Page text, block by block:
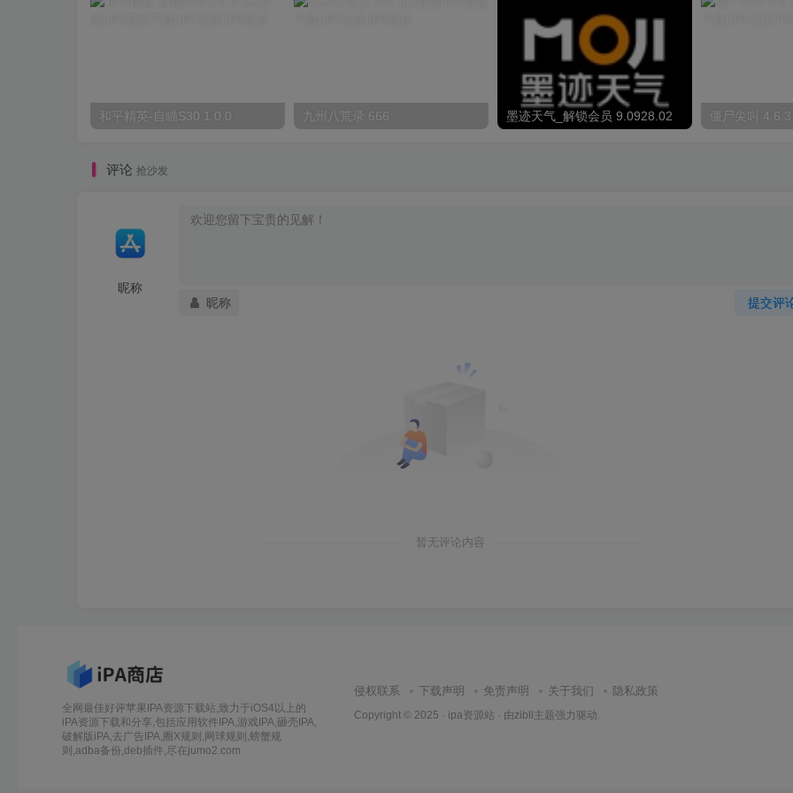
和平精英-自瞄S30 1.0.0 九州八荒录 666 墨迹天气_解锁会员 9.0928.02 僵尸尖叫 4.6.3
评论 抢沙发
昵称
提交评
昵称
暂无评论内容
全网最佳好评苹果IPA资源下载站,致力于iOS4以上的
iPA资源下载和分享,包括应用软件IPA,游戏IPA,砸壳IPA,
破解版iPA,去广告IPA,圈X规则,网球规则,螃蟹规
则,adba备份,deb插件,尽在jumo2.com
侵权联系 下载声明 免责声明 关于我们 隐私政策
Copyright © 2025 · ipa资源站 · 由zibll主题 强力驱动.